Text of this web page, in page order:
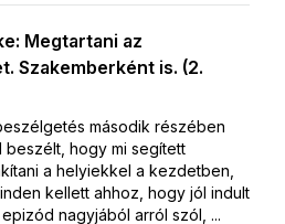
Megtartani az
Szakemberként is. (2.
második részében
beszélt, hogy mi segített
a helyiekkel a kezdetben,
kellett ahhoz, hogy jól indult
nagyjából arról szól, ...